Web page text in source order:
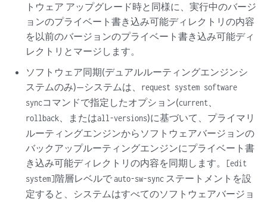
トウェア アップグレード時と同様に、実行中のバージ
ョンのプライベート書き込み可能ディレクトリの内容
を以前のバージョンのプライベート書き込み可能ディ
レクトリとマージします。
ソフトウェア同期(デュアルルーティングエンジンシ
ステムのみ)—システムは、 request system software
syncコマンドで指定したオプション(current
rollback 、またはall-versions)に基づいて、プライマリ
ルーティングエンジンからソフトウェアバージョンの
バックアップルーティングエンジンにプライベート書
き込み可能ディレクトリの内容を同期します。 [edit
system]階層レベルでauto-sw-sync ステートメントを設
定すると、システムはすべてのソフトウェアバージョ